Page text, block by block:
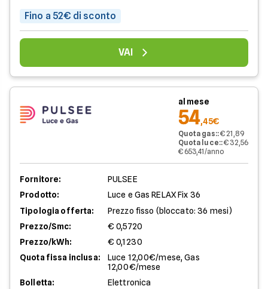
Fino a 52€ di sconto
VAI
al mese
54,45€
Quota gas::€ 21,89
Quota luce::€ 32,56
€ 653,41/anno
Fornitore:
PULSEE
Prodotto:
Luce e Gas RELAX Fix 36
Tipologia offerta:
Prezzo fisso (bloccato: 36 mesi)
Prezzo/Smc:
€ 0,5720
Prezzo/kWh:
€ 0,1230
Quota fissa inclusa:
Luce 12,00€/mese, Gas
12,00€/mese
Bolletta:
Elettronica